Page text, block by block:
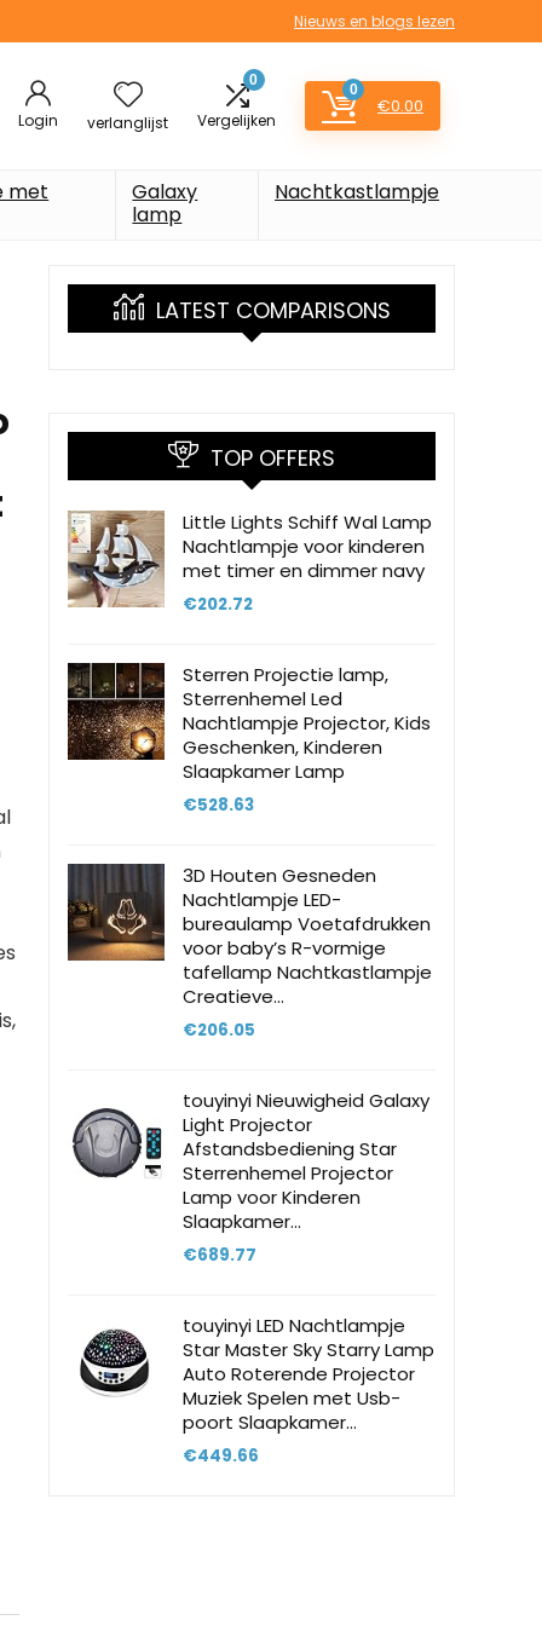
Nieuws en blogs lezen
Login verlanglijst
0
Vergelijken
0
€0.00
met
Galaxy
lamp
Nachtkastlampje
LATEST COMPARISONS
TOP OFFERS
Little Lights Schiff Wal Lamp
Nachtlampje voor kinderen
met timer en dimmer navy
€202.72
Sterren Projectie lamp,
Sterrenhemel Led
Nachtlampje Projector, Kids
Geschenken, Kinderen
Slaapkamer Lamp
€528.63
3D Houten Gesneden
Nachtlampje LED-
bureaulamp Voetafdrukken
voor baby’s R-vormige
tafellamp Nachtkastlampje
Creatieve…
€206.05
touyinyi Nieuwigheid Galaxy
Light Projector
Afstandsbediening Star
Sterrenhemel Projector
Lamp voor Kinderen
Slaapkamer…
€689.77
touyinyi LED Nachtlampje
Star Master Sky Starry Lamp
Auto Roterende Projector
Muziek Spelen met Usb-
poort Slaapkamer…
€449.66